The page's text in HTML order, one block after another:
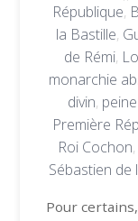
République,
la Bastille,
de Rémi,
monarchie
divin,
Première
Roi Cochon,
Sébastien de
Pour